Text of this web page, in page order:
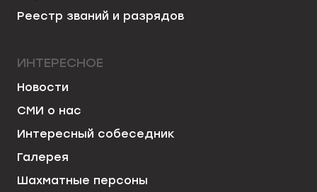
Реестр званий и разрядов
ИНТЕРЕСНОЕ
Новости
СМИ о нас
Интересный собеседник
Галерея
Шахматные персоны